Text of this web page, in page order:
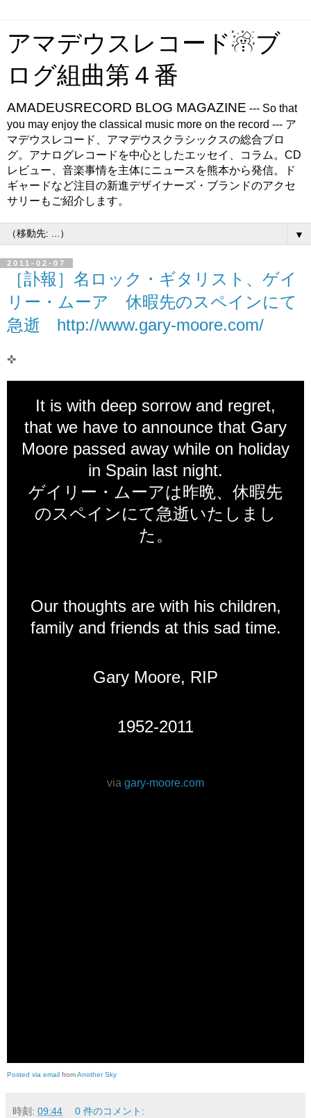
アマデウスレコード☃ブ
ログ組曲第４番
AMADEUSRECORD BLOG MAGAZINE --- So that
you may enjoy the classical music more on the record --- ア
マデウスレコード、アマデウスクラシックスの総合ブロ
グ。アナログレコードを中心としたエッセイ、コラム。CD
レビュー、音楽事情を主体にニュースを熊本から発信。ド
ギャードなど注目の新進デザイナーズ・ブランドのアクセ
サリーもご紹介します。
▼
2011-02-07
［訃報］名ロック・ギタリスト、ゲイ
リー・ムーア 休暇先のスペインにて
急逝 http://www.gary-moore.com/
✜
It is with deep sorrow and regret,
that we have to announce that Gary
Moore passed away while on holiday
in Spain last night.
ゲイリー・ムーアは昨晩、休暇先
のスペインにて急逝いたしまし
た。
Our thoughts are with his children,
family and friends at this sad time.
Gary Moore, RIP
1952-2011
via gary-moore.com
Posted via email fromAnother Sky
時刻: 09:44 0 件のコメント: